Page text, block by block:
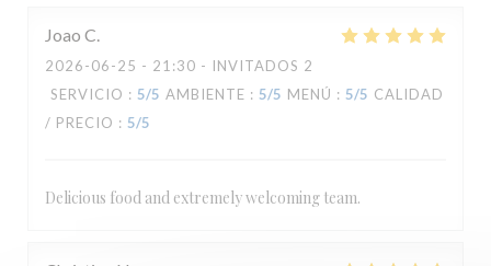
Joao C
2026-06-25 - 21:30 - INVITADOS 2
SERVICIO : 5/5 AMBIENTE : 5/5 MENÚ : 5/5 CALIDAD
/ PRECIO : 5/5
Delicious food and extremely welcoming team.